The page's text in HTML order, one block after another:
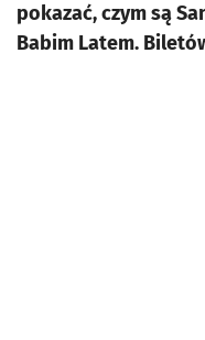
pokazać, czym są
Babim Latem.